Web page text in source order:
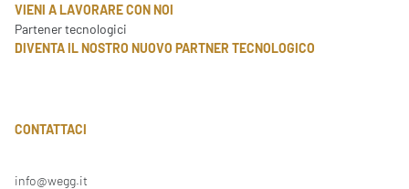
VIENI A LAVORARE CON NOI
Partener tecnologici
DIVENTA IL NOSTRO NUOVO PARTNER TECNOLOGICO
CONTATTACI
info@wegg.it